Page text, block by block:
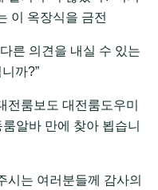
이 옥장식을 금전
른 의견을 내실 수 있는
까?”
전룸보도 대전룸도우미
알바 만에 찾아 뵙습니
시는 여러분들께 감사의